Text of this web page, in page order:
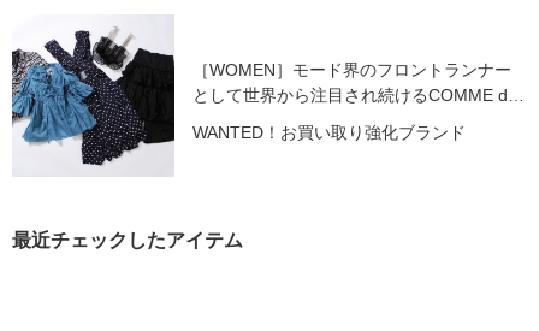
［WOMEN］モード界のフロントランナー
として世界から注目され続けるCOMME des
WANTED！お買い取り強化ブランド
最近チェックしたアイテム